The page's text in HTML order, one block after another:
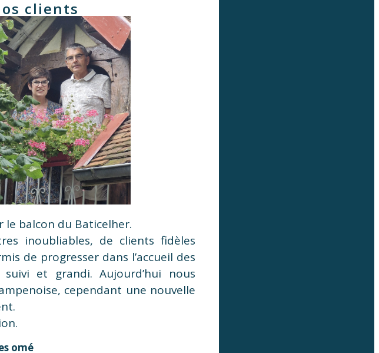
clients
le balcon du Baticelher.
inoubliables, de clients fidèles
de progresser dans l’accueil des
et grandi. Aujourd’hui nous
cependant une nouvelle
omé